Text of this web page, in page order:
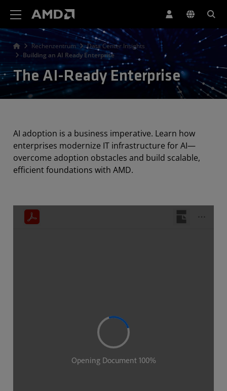
Rechenzentrum
Data Center Insights
Building an AI Ready Enterprise
The AI-Ready Enterprise
AI adoption is a business imperative. Learn how
enterprises modernize IT infrastructure for AI—
overcome adoption obstacles and build scalable,
efficient foundations with AMD.